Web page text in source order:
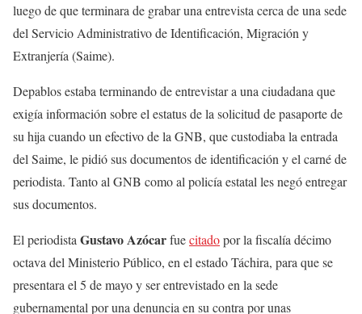
luego de que terminara de grabar una entrevista cerca de una sede
del Servicio Administrativo de Identificación, Migración y
Extranjería (Saime).
Depablos estaba terminando de entrevistar a una ciudadana que
exigía información sobre el estatus de la solicitud de pasaporte de
su hija cuando un efectivo de la GNB, que custodiaba la entrada
del Saime, le pidió sus documentos de identificación y el carné de
periodista. Tanto al GNB como al policía estatal les negó entregar
sus documentos.
El periodista Gustavo Azócarfuecitadopor la fiscalía décimo
octava del Ministerio Público, en el estado Táchira, para que se
presentara el 5 de mayo y ser entrevistado en la sede
gubernamental por una denuncia en su contra por unas